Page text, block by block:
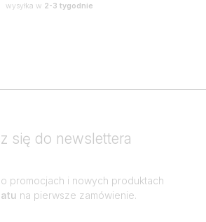
wysyłka w 2-3 tygodnie
się do newslettera
promocjach i nowych produktach
na pierwsze zamówienie.